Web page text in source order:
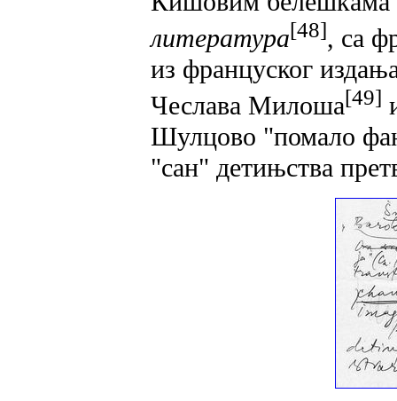
литература[48], са
из француског
Чеслава Милоша[49]
Шулцово "помало
"сан" детињства